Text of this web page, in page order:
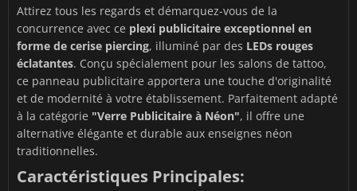
Attirez tous les regards et démarquez-vous de la
concurrence avec ce plexi publicitaire exceptionnel en
forme de cerise piercing, illuminé par des LEDs rouges
éclatantes. Conçu spécialement pour les salons de tattoo,
ce panneau publicitaire apportera une touche d'originalité
et de modernité à votre établissement. Parfaitement adapté
à la catégorie "Verre Publicitaire à Néon", il offre une
alternative élégante et durable aux enseignes néon
traditionnelles.
Caractéristiques Principales: